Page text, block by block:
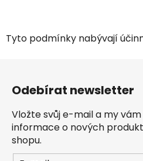
Tyto podmínky nabývají
Odebírat newsletter
Vložte svůj e-mail a my
informace o nových
shopu.